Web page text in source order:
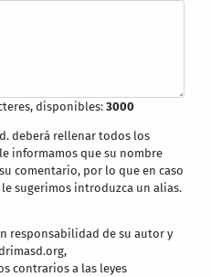
disponibles:3000
deberá rellenar todos los
informamos que su nombre
comentario, por lo que en caso
sugerimos introduzca un alias.
responsabilidad de su autor y
contrarios a las leyes